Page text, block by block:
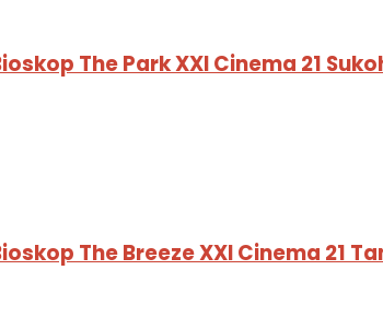
The Park XXI Cinema 21
The Breeze XXI Cinema 21